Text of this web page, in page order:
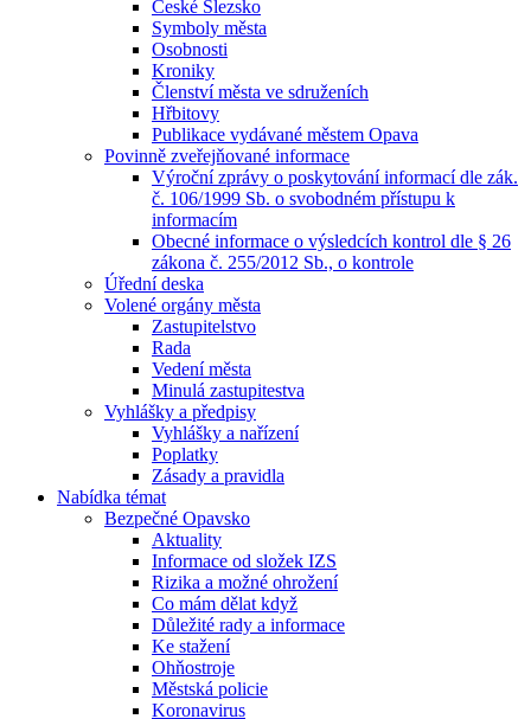
České Slezsko
Symboly města
Osobnosti
Kroniky
Členství města ve sdruženích
Hřbitovy
Publikace vydávané městem Opava
Povinně zveřejňované informace
Výroční zprávy o poskytování informací dle zák.
č. 106/1999 Sb. o svobodném přístupu k
informacím
Obecné informace o výsledcích kontrol dle § 26
zákona č. 255/2012 Sb., o kontrole
Úřední deska
Volené orgány města
Zastupitelstvo
Rada
Vedení města
Minulá zastupitestva
Vyhlášky a předpisy
Vyhlášky a nařízení
Poplatky
Zásady a pravidla
Nabídka témat
Bezpečné Opavsko
Aktuality
Informace od složek IZS
Rizika a možné ohrožení
Co mám dělat když
Důležité rady a informace
Ke stažení
Ohňostroje
Městská policie
Koronavirus